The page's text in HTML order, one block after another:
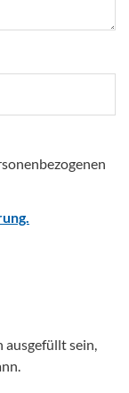
ausgefüllt sein,